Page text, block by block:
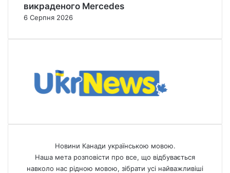
викраденого Mercedes
6 Серпня 2026
Новини Канади українською мовою.
Наша мета розповісти про все, що відбувається
навколо нас рідною мовою, зібрати усі найважливіші